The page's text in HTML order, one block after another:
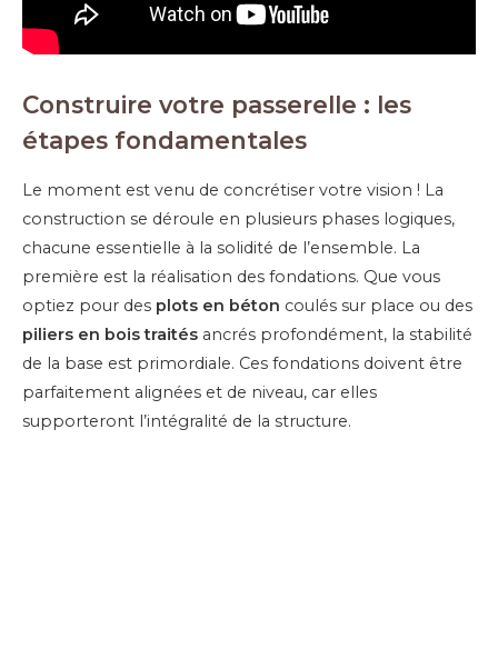
Construire votre passerelle : les
étapes fondamentales
Le moment est venu de concrétiser votre vision ! La
construction se déroule en plusieurs phases logiques,
chacune essentielle à la solidité de l’ensemble. La
première est la réalisation des fondations. Que vous
optiez pour des plots en béton coulés sur place ou des
piliers en bois traités ancrés profondément, la stabilité
de la base est primordiale. Ces fondations doivent être
parfaitement alignées et de niveau, car elles
supporteront l’intégralité de la structure.